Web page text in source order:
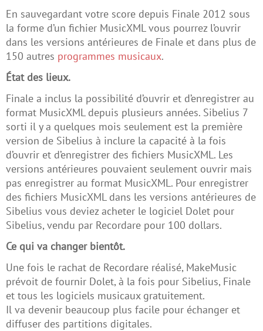
En sauvegardant votre score depuis Finale 2012 sous
la forme d’un fichier MusicXML vous pourrez l’ouvrir
dans les versions antérieures de Finale et dans plus de
150 autres programmes musicaux.
État des lieux.
Finale a inclus la possibilité d’ouvrir et d’enregistrer au
format MusicXML depuis plusieurs années. Sibelius 7
sorti il y a quelques mois seulement est la première
version de Sibelius à inclure la capacité à la fois
d’ouvrir et d’enregistrer des fichiers MusicXML. Les
versions antérieures pouvaient seulement ouvrir mais
pas enregistrer au format MusicXML. Pour enregistrer
des fichiers MusicXML dans les versions antérieures de
Sibelius vous deviez acheter le logiciel Dolet pour
Sibelius, vendu par Recordare pour 100 dollars.
Ce qui va changer bientôt.
Une fois le rachat de Recordare réalisé, MakeMusic
prévoit de fournir Dolet, à la fois pour Sibelius, Finale
et tous les logiciels musicaux gratuitement.
Il va devenir beaucoup plus facile pour échanger et
diffuser des partitions digitales.